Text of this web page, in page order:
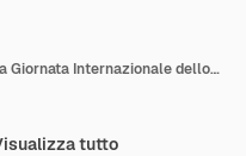
Progettazione del modello della Giornata Internazionale dello Yoga
tutto